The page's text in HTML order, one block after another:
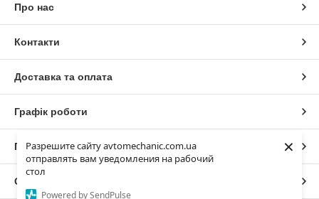
Разрешите сайту avtomechanic.com.ua
отправлять вам уведомления на рабочий
стол
Powered by SendPulse
×
Про нас
Контакти
Доставка та оплата
Графік роботи
Повна версія сайту
Сайт створено на маркетплейсі